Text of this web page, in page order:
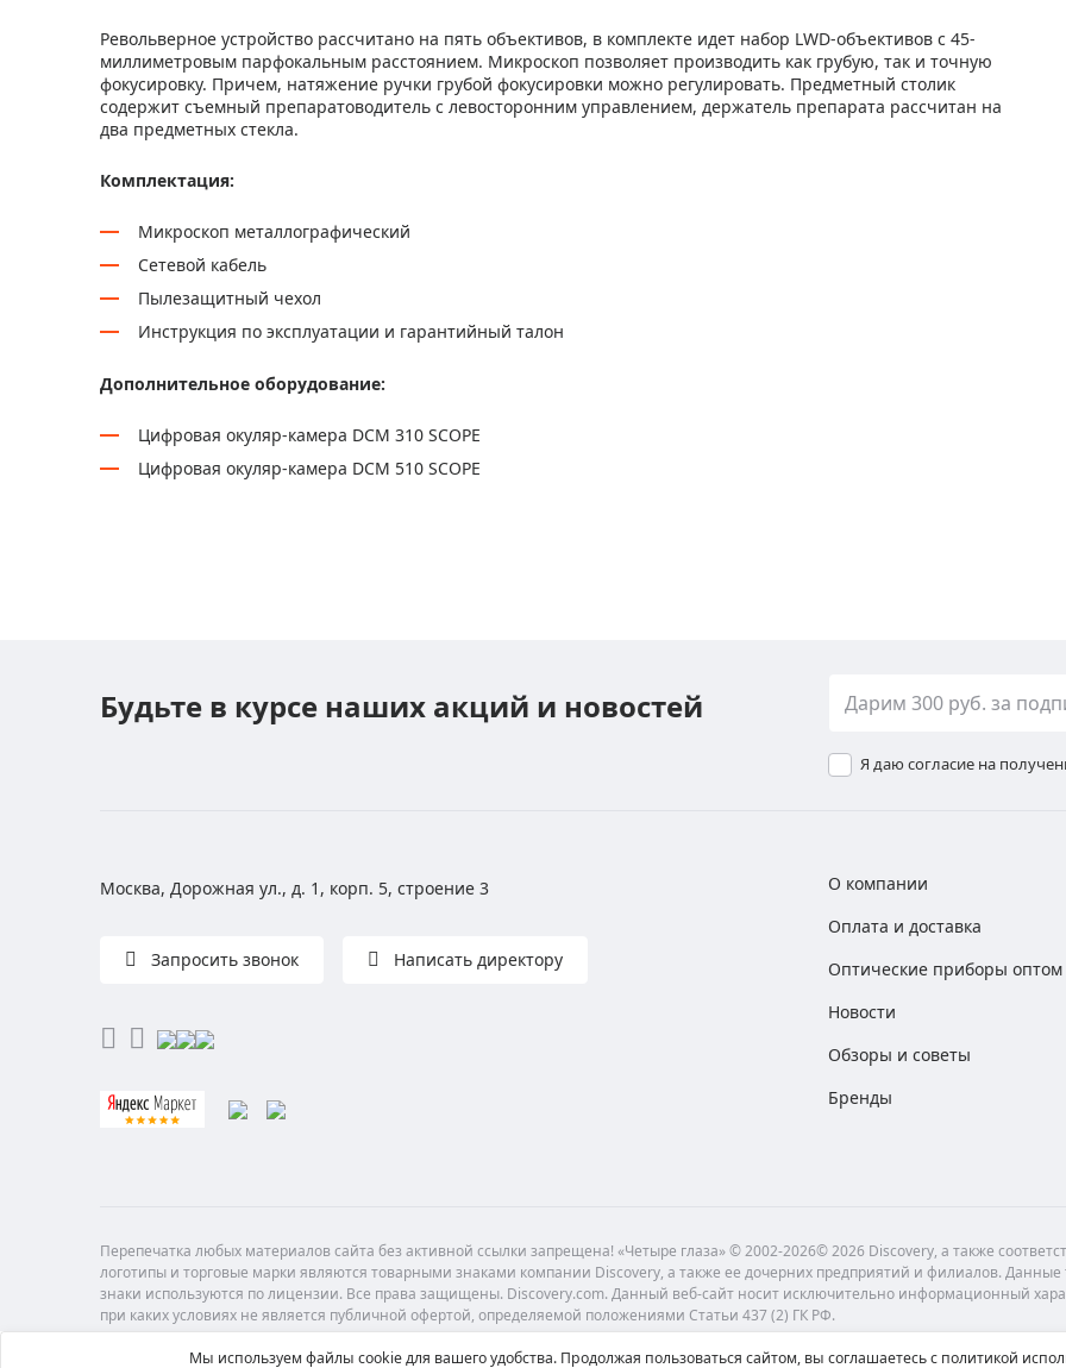
Револьверное устройство рассчитано на пять объективов, в комплекте идет набор LWD-объективов с 45-
миллиметровым парфокальным расстоянием. Микроскоп позволяет производить как грубую, так и точную
фокусировку. Причем, натяжение ручки грубой фокусировки можно регулировать. Предметный столик
содержит съемный препаратоводитель с левосторонним управлением, держатель препарата рассчитан на
два предметных стекла.
Комплектация:
Микроскоп металлографический
Сетевой кабель
Пылезащитный чехол
Инструкция по эксплуатации и гарантийный талон
Дополнительное оборудование:
Цифровая окуляр-камера DCM 310 SCOPE
Цифровая окуляр-камера DCM 510 SCOPE
Будьте в курсе наших акций и новостей
Я даю согласие на
Москва, Дорожная ул., д. 1, корп. 5, строение 3
Запросить звонок Написать директору
О компании
Оплата и доставка
Оптические приборы оптом
Новости
Обзоры и советы
Бренды
Перепечатка любых материалов сайта без активной ссылки запрещена! «Четыре глаза» © 2002-2026© 2026 Discovery, а также
логотипы и торговые марки являются товарными знаками компании Discovery, а также ее дочерних предприятий и филиалов. Данные
знаки используются по лицензии. Все права защищены. Discovery.com. Данный веб-сайт носит исключительно информационный
при каких условиях не является публичной офертой, определяемой положениями Статьи 437 (2) ГК РФ.
Мы используем файлы cookie для вашего удобства. Продолжая пользоваться сайтом, вы соглашаетесь с политикой